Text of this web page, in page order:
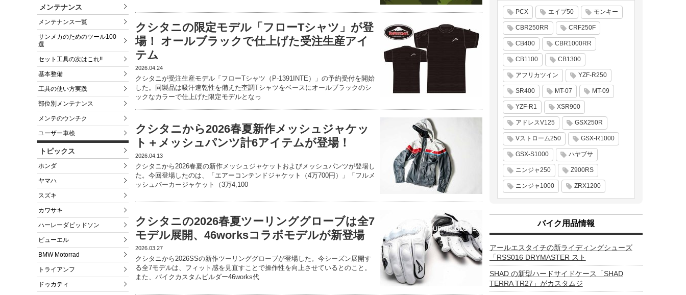
メンテナンス
メンテナンス一覧
サンメカのためのツール100
選
セット工具の次はこれ!!
基本整備
工具の使い方実践
部位別メンテナンス
メンテのウンチク
ユーザー車検
トピックス
ホンダ
ヤマハ
スズキ
カワサキ
ハーレーダビッドソン
ビューエル
BMW Motorrad
トライアンフ
ドゥカティ
クシタニの限定モデル「フローTシャツ」が登
場！ オールブラックで仕上げた受注生産アイ
テム
2026.04.24
クシタニが受注生産モデル「フローTシャツ（P-1391INTE）」の予約受付を開始
した。同製品は吸汗速乾性を備えた杢調Tシャツをベースにオールブラックのシ
ックなカラーで仕上げた限定モデルとなっ
クシタニから2026春夏新作メッシュジャケッ
ト＋メッシュパンツ計6アイテムが登場！
2026.04.13
クシタニから2026春夏の新作メッシュジャケットおよびメッシュパンツが登場し
た。今回登場したのは、「エアーコンテンドジャケット（4万700円）」「フルメ
ッシュパーカージャケット（3万4,100
クシタニの2026春夏ツーリンググローブは全7
モデル展開、46worksコラボモデルが新登場
2026.03.27
クシタニから2026SSの新作ツーリンググローブが登場した。今シーズン展開す
る全7モデルは、フィット感を見直すことで操作性を向上させているとのこと。
また、バイクカスタムビルダー46works代
PCX エイプ50 モンキー
CBR250RR CRF250F
CB400 CBR1000RR
CB1100 CB1300
アフリカツイン YZF-R250
SR400 MT-07 MT-09
YZF-R1 XSR900
アドレスV125 GSX250R
Vストローム250 GSX-R1000
GSX-S1000 ハヤブサ
ニンジャ250 Z900RS
ニンジャ1000 ZRX1200
バイク用品情報
アールエスタイチの新ライディングシューズ
「RSS016 DRYMASTER スト
SHAD の新型ハードサイドケース「SHAD
TERRA TR27」がカスタムジ